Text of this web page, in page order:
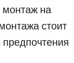
монтаж на
стоит
предпочтения